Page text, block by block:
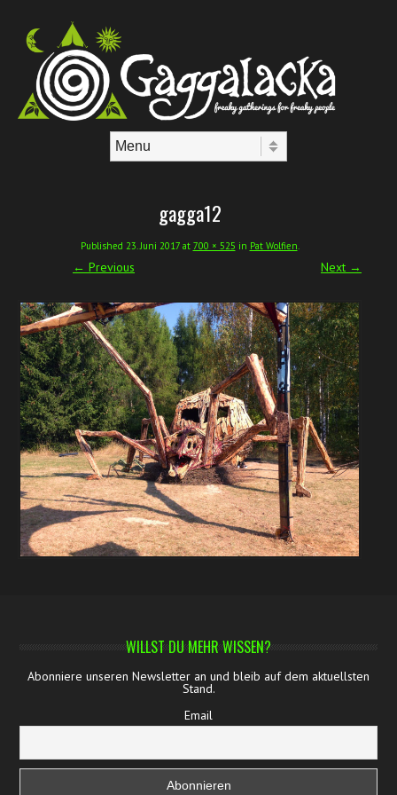
gagga12
Published 23. Juni 2017at 700 × 525 in Pat Wolfien
← Previous Next →
WILLST DU MEHR WISSEN?
Abonniere unseren Newsletter an und bleib auf dem aktuellsten
Stand.
Email